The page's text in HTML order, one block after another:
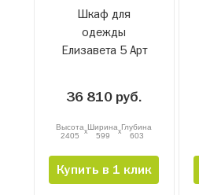
Шкаф для
одежды
Елизавета 5 Арт
36 810 руб.
Высота
2405
xШирина
599
xГлубина
603
Купить в 1 клик